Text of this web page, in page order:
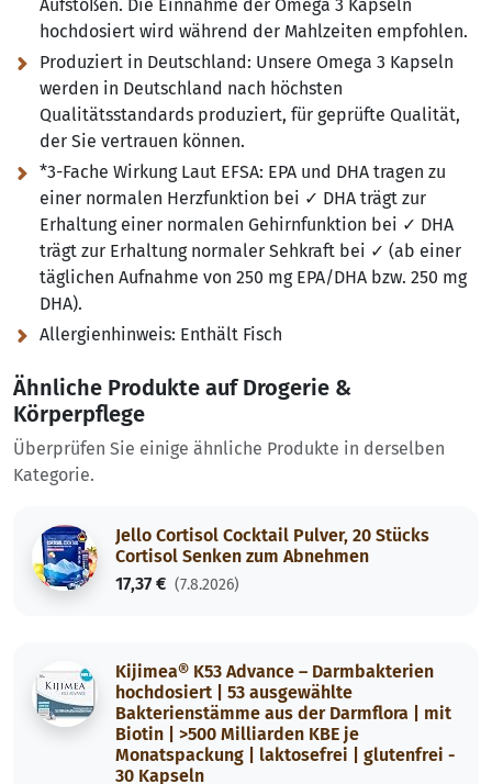
Aufstoßen. Die Einnahme der Omega 3 Kapseln
hochdosiert wird während der Mahlzeiten empfohlen.
Produziert in Deutschland: Unsere Omega 3 Kapseln
werden in Deutschland nach höchsten
Qualitätsstandards produziert, für geprüfte Qualität,
der Sie vertrauen können.
*3-Fache Wirkung Laut EFSA: EPA und DHA tragen zu
einer normalen Herzfunktion bei ✓ DHA trägt zur
Erhaltung einer normalen Gehirnfunktion bei ✓ DHA
trägt zur Erhaltung normaler Sehkraft bei ✓ (ab einer
täglichen Aufnahme von 250 mg EPA/DHA bzw. 250 mg
DHA).
Allergienhinweis: Enthält Fisch
Ähnliche Produkte auf Drogerie &
Körperpflege
Überprüfen Sie einige ähnliche Produkte in derselben
Kategorie.
Jello Cortisol Cocktail Pulver, 20 Stücks
Cortisol Senken zum Abnehmen
17,37 € (7.8.2026)
Kijimea® K53 Advance – Darmbakterien
hochdosiert | 53 ausgewählte
Bakterienstämme aus der Darmflora | mit
Biotin | >500 Milliarden KBE je
Monatspackung | laktosefrei | glutenfrei -
30 Kapseln